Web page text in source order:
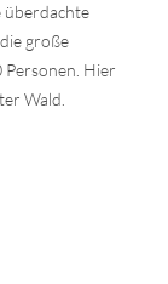
überdachte
große
Hier
Wald.